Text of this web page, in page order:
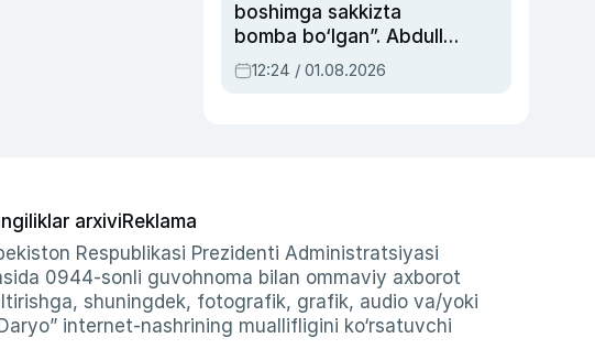
boshimga sakkizta
bomba bo‘lgan”. Abdulla
Oripovni siyosiy
ayblovlardan asrab
12:24 / 01.08.2026
arxiviReklama
Respublikasi Prezidenti Administratsiyasi
0944-sonli guvohnoma bilan ommaviy axborot
shuningdek, fotografik, grafik, audio va/yoki
internet-nashrining muallifligini ko‘rsatuvchi